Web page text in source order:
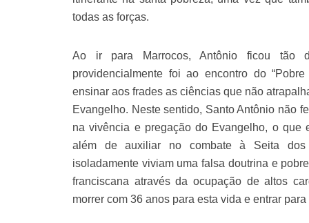
todas as forças.
Ao ir para Marrocos, Antônio ficou tão
providencialmente foi ao encontro do
ensinar aos frades as ciências que não
Evangelho. Neste sentido, Santo Antônio não
na vivência e pregação do Evangelho, o que
além de auxiliar no combate à Seita
isoladamente viviam uma falsa doutrina e
franciscana através da ocupação de altos
morrer com 36 anos para esta vida e entrar